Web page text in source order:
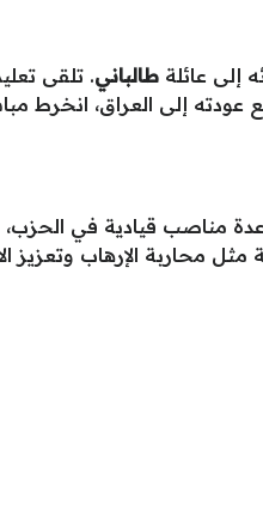
طالباني. تلقى
عودته إلى العراق، انخرط
مناصب قيادية في الحزب،
مثل محاربة الإرهاب